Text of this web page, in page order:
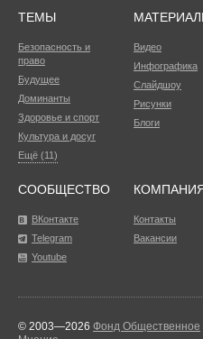
ТЕМЫ
Безопасность и
право
Будущее
Доминанты
Здоровье и спорт
Культура и досуг
Ещё (11)
Видео
Инфографика
Слайдшоу
Рисунки
Блоги
СООБЩЕСТВО
ВКонтакте
Telegram
Youtube
Контакты
Вакансии
© 2003—2026 Фонд Общественное